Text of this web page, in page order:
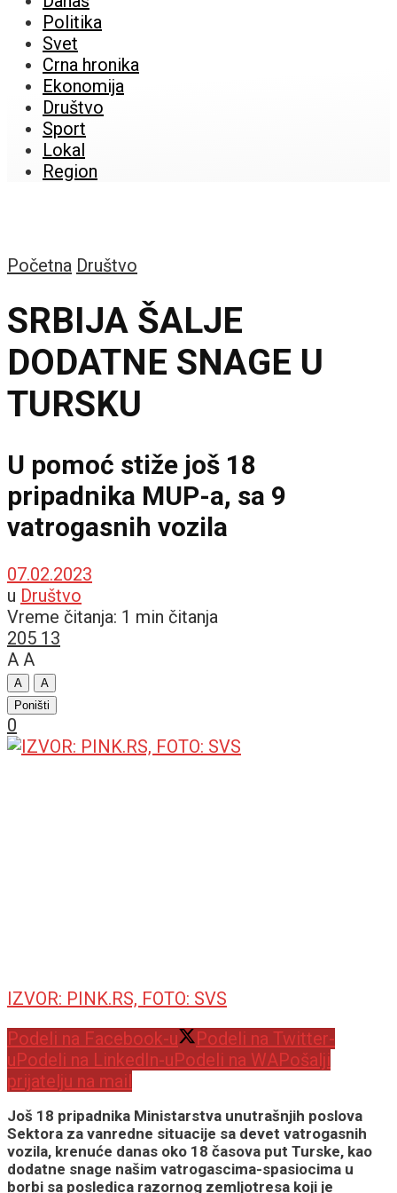
Politika
Svet
Crna hronika
Ekonomija
Društvo
Sport
Lokal
Region
Početna Društvo
SRBIJA ŠALJE
DODATNE SNAGE U
TURSKU
U pomoć stiže još 18
pripadnika MUP-a, sa 9
vatrogasnih vozila
07.02.2023
u Društvo
Vreme čitanja: 1 min čitanja
205 13
A A
A
A
Poništi
0
IZVOR: PINK.RS, FOTO: SVS
Podeli na Facebook-u
Podeli na Twitter-
uPodeli na LinkedIn-uPodeli na WAPošalji
prijatelju na mail
Još 18 pripadnika Ministarstva unutrašnjih poslova
Sektora za vanredne situacije sa devet vatrogasnih
vozila, krenuće danas oko 18 časova put Turske, kao
dodatne snage našim vatrogascima-spasiocima u
borbi sa posledica razornog zemljotresa koji je